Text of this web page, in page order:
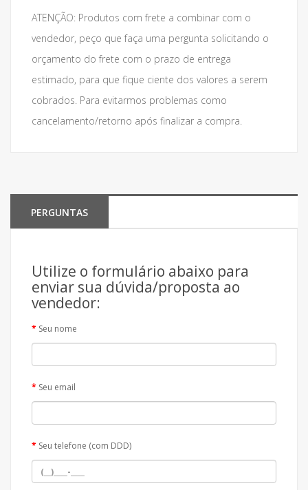
ATENÇÃO: Produtos com frete a combinar com o
vendedor, peço que faça uma pergunta solicitando o
orçamento do frete com o prazo de entrega
estimado, para que fique ciente dos valores a serem
cobrados. Para evitarmos problemas como
cancelamento/retorno após finalizar a compra.
PERGUNTAS
Utilize o formulário abaixo para
enviar sua dúvida/proposta ao
vendedor:
Seu nome
Seu email
Seu telefone (com DDD)